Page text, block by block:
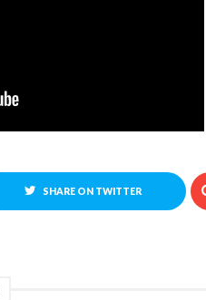
SHARE ON TWITTER